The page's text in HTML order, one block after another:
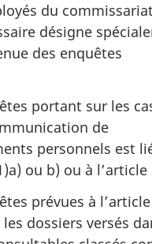
du
désigne
des enquêtes
portant sur les
de
personnels est
ou b) ou à l’article
prévues à
dossiers versés